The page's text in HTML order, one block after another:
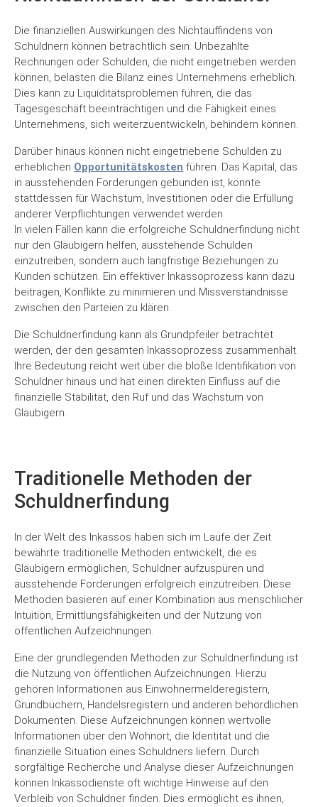
Die finanziellen Auswirkungen des Nichtauffindens von
Schuldnern können beträchtlich sein. Unbezahlte
Rechnungen oder Schulden, die nicht eingetrieben werden
können, belasten die Bilanz eines Unternehmens erheblich.
Dies kann zu Liquiditätsproblemen führen, die das
Tagesgeschäft beeinträchtigen und die Fähigkeit eines
Unternehmens, sich weiterzuentwickeln, behindern können.
Darüber hinaus können nicht eingetriebene Schulden zu
erheblichen Opportunitätskosten führen. Das Kapital, das
in ausstehenden Forderungen gebunden ist, könnte
stattdessen für Wachstum, Investitionen oder die Erfüllung
anderer Verpflichtungen verwendet werden.
In vielen Fällen kann die erfolgreiche Schuldnerfindung nicht
nur den Gläubigern helfen, ausstehende Schulden
einzutreiben, sondern auch langfristige Beziehungen zu
Kunden schützen. Ein effektiver Inkassoprozess kann dazu
beitragen, Konflikte zu minimieren und Missverständnisse
zwischen den Parteien zu klären.
Die Schuldnerfindung kann als Grundpfeiler betrachtet
werden, der den gesamten Inkassoprozess zusammenhält.
Ihre Bedeutung reicht weit über die bloße Identifikation von
Schuldner hinaus und hat einen direkten Einfluss auf die
finanzielle Stabilität, den Ruf und das Wachstum von
Gläubigern.
Traditionelle Methoden der
Schuldnerfindung
In der Welt des Inkassos haben sich im Laufe der Zeit
bewährte traditionelle Methoden entwickelt, die es
Gläubigern ermöglichen, Schuldner aufzuspüren und
ausstehende Forderungen erfolgreich einzutreiben. Diese
Methoden basieren auf einer Kombination aus menschlicher
Intuition, Ermittlungsfähigkeiten und der Nutzung von
öffentlichen Aufzeichnungen.
Eine der grundlegenden Methoden zur Schuldnerfindung ist
die Nutzung von öffentlichen Aufzeichnungen. Hierzu
gehören Informationen aus Einwohnermelderegistern,
Grundbüchern, Handelsregistern und anderen behördlichen
Dokumenten. Diese Aufzeichnungen können wertvolle
Informationen über den Wohnort, die Identität und die
finanzielle Situation eines Schuldners liefern. Durch
sorgfältige Recherche und Analyse dieser Aufzeichnungen
können Inkassodienste oft wichtige Hinweise auf den
Verbleib von Schuldner finden. Dies ermöglicht es ihnen,